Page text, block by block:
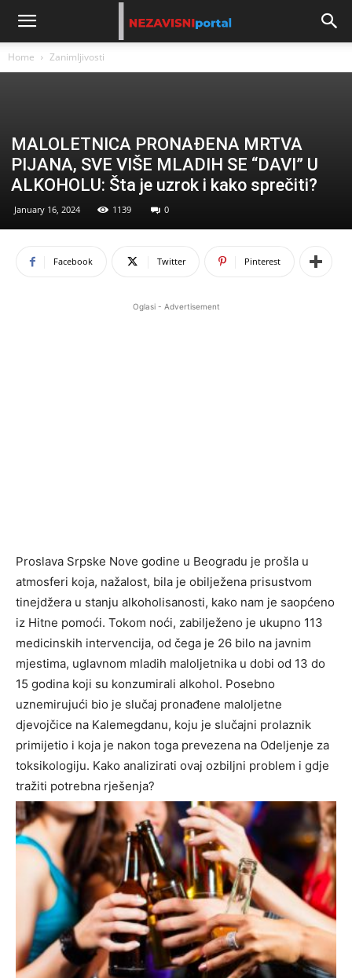
Home Zanimljivosti
MALOLETNICA PRONAĐENA MRTVA
PIJANA, SVE VIŠE MLADIH SE “DAVI” U
ALKOHOLU: Šta je uzrok i kako sprečiti?
January 16, 2024 1139 0
Facebook Twitter Pinterest
Oglasi - Advertisement
Proslava Srpske Nove godine u Beogradu je prošla u
atmosferi koja, nažalost, bila je obilježena prisustvom
tinejdžera u stanju alkoholisanosti, kako nam je saopćeno
iz Hitne pomoći. Tokom noći, zabilježeno je ukupno 113
medicinskih intervencija, od čega je 26 bilo na javnim
mjestima, uglavnom mladih maloljetnika u dobi od 13 do
15 godina koji su konzumirali alkohol. Posebno
uznemirujući bio je slučaj pronađene maloljetne
djevojčice na Kalemegdanu, koju je slučajni prolaznik
primijetio i koja je nakon toga prevezena na Odeljenje za
toksikologiju. Kako analizirati ovaj ozbiljni problem i gdje
tražiti potrebna rješenja?